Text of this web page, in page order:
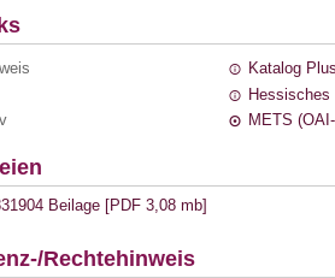
Katalog
METS
Beilage [PDF 3,08 mb]
Rechtehinweis